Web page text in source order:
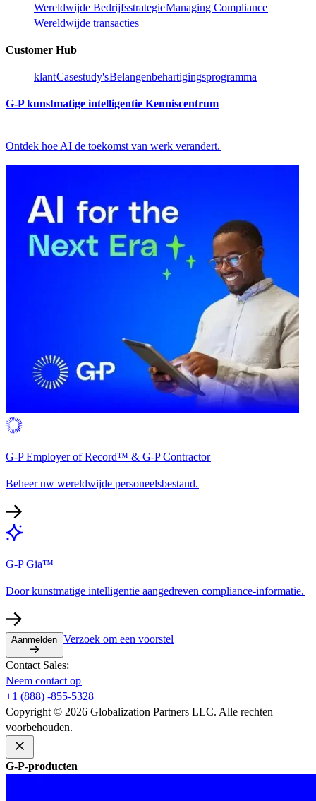
Wereldwijde Bedrijfsstrategie​​Managing Compliance​​
Wereldwijde transacties​​
Customer Hub​​
klant​​Casestudy's​​Belangenbehartigingsprogramma​​
G-P kunstmatige intelligentie Kenniscentrum​​
Ontdek hoe AI de toekomst van werk verandert.​​
G-P Employer of Record™ & G-P Contractor​​
Beheer uw wereldwijde personeelsbestand.​​
G-P Gia™​​
Door kunstmatige intelligentie aangedreven compliance-informatie.​​
Aanmelden​​ Verzoek om een voorstel​​
Contact Sales:​​
Neem contact op​​
+1 (888) -855-5328​​
Copyright © 2026 Globalization Partners LLC. Alle rechten
voorbehouden.​​
G-P-producten​​